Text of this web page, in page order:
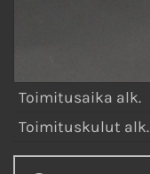
Toimitusaika alk.
Toimituskulut alk.